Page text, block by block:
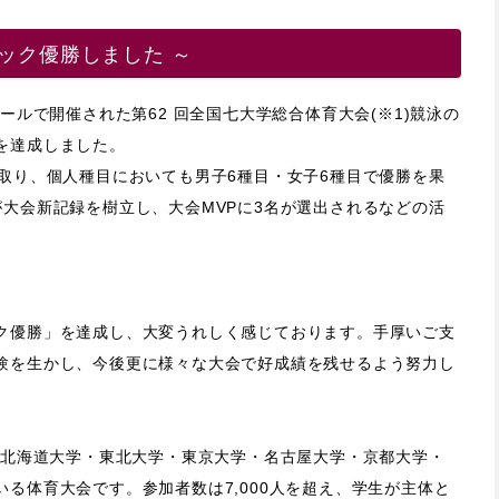
ク優勝しました ～
で開催された第62 回全国七⼤学総合体育⼤会(※1)競泳の
成しました。
り、個⼈種⽬においても男⼦6種⽬・⼥⼦6種⽬で優勝を果
会新記録を樹⽴し、⼤会MVPに3名が選出されるなどの活
勝」を達成し、⼤変うれしく感じております。⼿厚いご⽀
⽣かし、今後更に様々な⼤会で好成績を残せるよう努⼒し
道⼤学・東北⼤学・東京⼤学・名古屋⼤学・京都⼤学・
体育⼤会です。参加者数は7,000⼈を超え、学⽣が主体と